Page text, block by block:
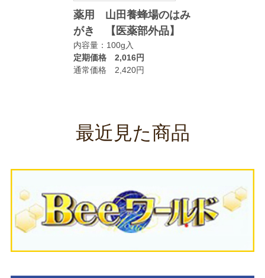
薬用 山田養蜂場のはみ
がき 【医薬部外品】
内容量：100g入
定期価格 2,016円
通常価格 2,420円
最近見た商品